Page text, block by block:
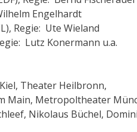
Engelhardt
Regie: Ute Wieland
Lutz Konermann u.a.
Kiel,
Main, Metropoltheater
Nikolaus Büchel,